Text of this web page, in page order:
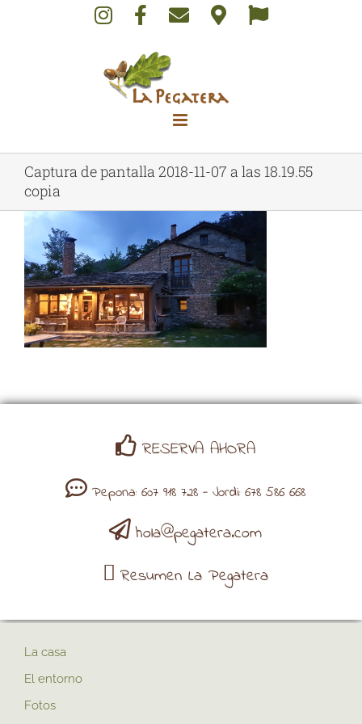
Captura de pantalla 2018-11-07 a las 18.19.55
copia
RESERVA AHORA
Pepona: 607 918 728 - Jordi: 678 586 668
hola@pegatera.com
Resumen La Pegatera
La casa
El entorno
Fotos